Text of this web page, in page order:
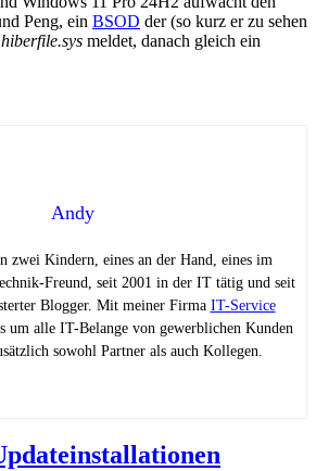
Peng, ein BSOD der (so kurz er zu sehen
hiberfile.sys meldet, danach gleich ein
Andy
zwei Kindern, eines an der Hand, eines im
Freund, seit 2001 in der IT tätig und seit
Blogger. Mit meiner Firma IT-Service
alle IT-Belange von gewerblichen Kunden
sowohl Partner als auch Kollegen.